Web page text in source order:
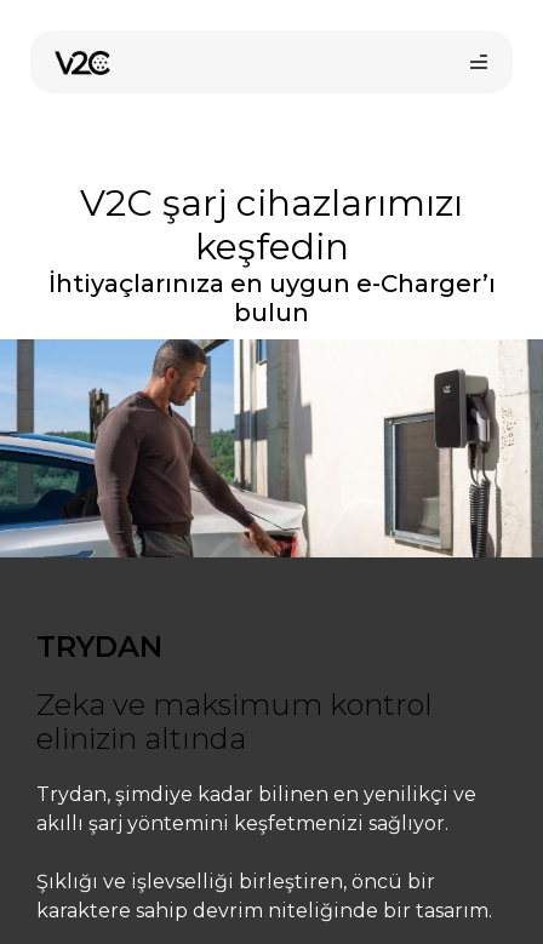
Online satın al
V2C şarj cihazlarımızı
keşfedin
İhtiyaçlarınıza en uygun e-Charger’ı
bulun
TRYDAN
Zeka ve maksimum kontrol
elinizin altında
Trydan, şimdiye kadar bilinen en yenilikçi ve
akıllı şarj yöntemini keşfetmenizi sağlıyor.
Şıklığı ve işlevselliği birleştiren, öncü bir
karaktere sahip devrim niteliğinde bir tasarım.